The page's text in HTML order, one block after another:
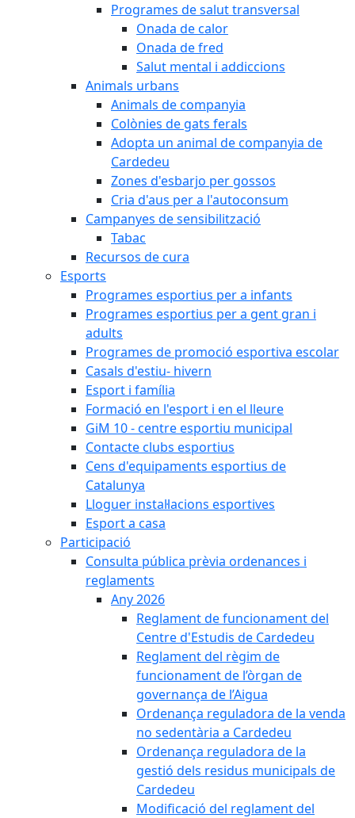
Programes de salut transversal
Onada de calor
Onada de fred
Salut mental i addiccions
Animals urbans
Animals de companyia
Colònies de gats ferals
Adopta un animal de companyia de
Cardedeu
Zones d'esbarjo per gossos
Cria d'aus per a l'autoconsum
Campanyes de sensibilització
Tabac
Recursos de cura
Esports
Programes esportius per a infants
Programes esportius per a gent gran i
adults
Programes de promoció esportiva escolar
Casals d'estiu- hivern
Esport i família
Formació en l'esport i en el lleure
GiM 10 - centre esportiu municipal
Contacte clubs esportius
Cens d'equipaments esportius de
Catalunya
Lloguer instal·lacions esportives
Esport a casa
Participació
Consulta pública prèvia ordenances i
reglaments
Any 2026
Reglament de funcionament del
Centre d'Estudis de Cardedeu
Reglament del règim de
funcionament de l’òrgan de
governança de l’Aigua
Ordenança reguladora de la venda
no sedentària a Cardedeu
Ordenança reguladora de la
gestió dels residus municipals de
Cardedeu
Modificació del reglament del